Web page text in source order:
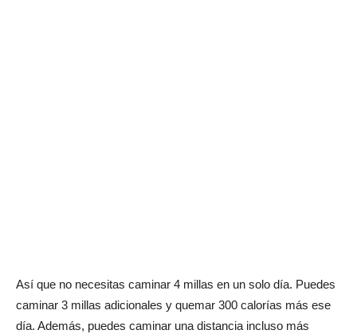
Así que no necesitas caminar 4 millas en un solo día. Puedes
caminar 3 millas adicionales y quemar 300 calorías más ese
día. Además, puedes caminar una distancia incluso más